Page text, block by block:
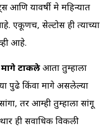
आणि यावर्षी मे महिन्यात
एकूणच, सेल्टोस ही त्याच्या
आहे.
टाकले आता तुम्हाला
पुढे किंवा मागे असलेल्या
तर आम्ही तुम्हाला सांगू
ही सर्वाधिक विकली